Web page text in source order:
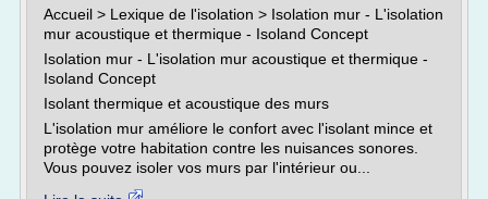
Accueil > Lexique de l'isolation > Isolation mur - L'isolation
mur acoustique et thermique - Isoland Concept
Isolation mur - L'isolation mur acoustique et thermique -
Isoland Concept
Isolant thermique et acoustique des murs
L'isolation mur améliore le confort avec l'isolant mince et
protège votre habitation contre les nuisances sonores.
Vous pouvez isoler vos murs par l'intérieur ou...